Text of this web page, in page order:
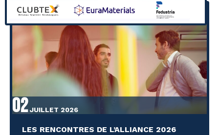
02JUILLET 2026
LES RENCONTRES DE L’ALLIANCE 2026